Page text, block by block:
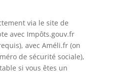
via le site de
avec Impôts.gouv.fr
avec Améli.fr (on
de sécurité sociale),
si vous êtes un